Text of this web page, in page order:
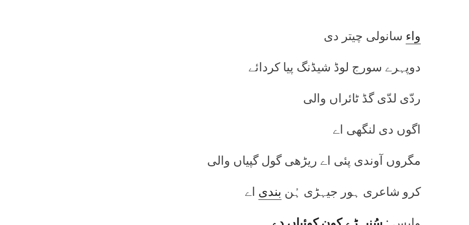
واء سانولی چیتر دی
دوپہرے سورج لوڈ شیڈنگ پیا کردائے
ردّی لدّی گڈ ٹائراں والی
اگوں دی لنگھی اے
مگروں آوندی پئی اے ریڑھی گول گپیاں والی
کرو شاعری ہور جیہڑی ہُن بندی اے